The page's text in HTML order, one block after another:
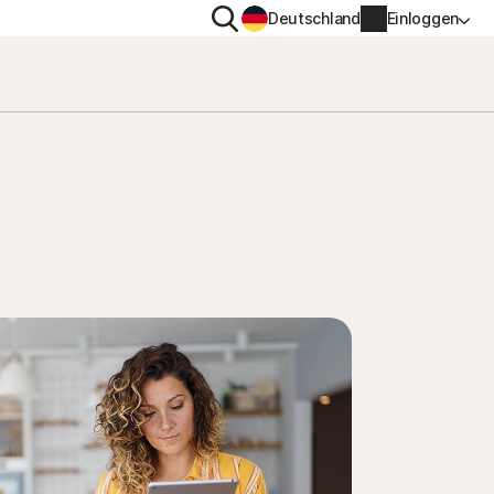
SuchenDeutschland Einloggen
Verlängern
Auftragsverlauf
Produktschlüssel eingeben